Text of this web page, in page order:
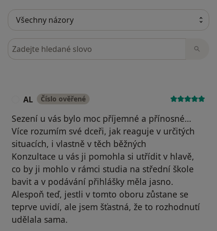
Hledejte v názorech
AL Číslo ověřené
Sezení u vás bylo moc příjemné a přínosné…
Více rozumím své dceři, jak reaguje v určitých
situacích, i vlastně v těch běžných
Konzultace u vás ji pomohla si utřídit v hlavě,
co by ji mohlo v rámci studia na střední škole
bavit a v podávání přihlášky měla jasno.
Alespoň teď, jestli v tomto oboru zůstane se
teprve uvidí, ale jsem šťastná, že to rozhodnutí
udělala sama.